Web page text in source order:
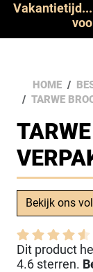
HOME
TARWE
Bekijk ons
Dit product
4.6 sterren.